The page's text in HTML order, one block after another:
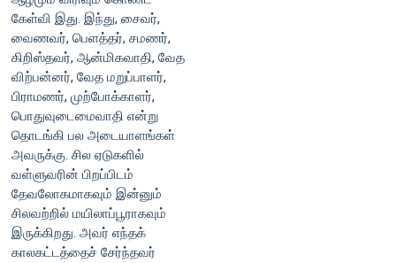
கேள்வி இது. இந்து, சைவர்‌,
வைணவர்‌, பெளத்தர்‌, சமணர்‌,
கிறிஸ்தவர்‌, ஆன்மிகவாதி, வேத
விற்பன்னர்‌, வேத மறுப்பாளர்‌,
பிராமணர்‌, முற்போக்காளர்‌,
பொதுவுடைமைவாதி என்று
தொடங்கி பல அடையாளங்கள்‌
அவருக்கு. சில ஏடுகளில்‌
வள்ளுவரின்‌ பிறப்பிடம்‌
தேவலோகமாகவும்‌ இன்னும்‌
சிலவற்றில்‌ மயிலாப்பூராகவும்‌
இருக்கிறது. அவர்‌ எந்தக்‌
காலகட்டத்தைச்‌ சேர்ந்தவர்‌